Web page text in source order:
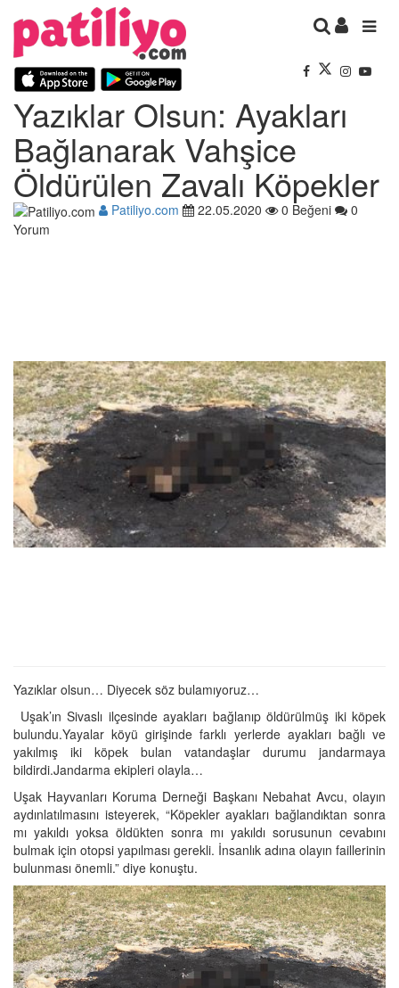
Yazıklar Olsun: Ayakları
Bağlanarak Vahşice
Öldürülen Zavalı Köpekler
Patiliyo.com 22.05.2020 0 Beğeni
0
Yorum
Yazıklar olsun… Diyecek söz bulamıyoruz…
Uşak’ın Sivaslı ilçesinde ayakları bağlanıp öldürülmüş iki köpek
bulundu.Yayalar köyü girişinde farklı yerlerde ayakları bağlı ve
yakılmış iki köpek bulan vatandaşlar durumu jandarmaya
bildirdi.Jandarma ekipleri olayla…
Uşak Hayvanları Koruma Derneği Başkanı Nebahat Avcu, olayın
aydınlatılmasını isteyerek, “Köpekler ayakları bağlandıktan sonra
mı yakıldı yoksa öldükten sonra mı yakıldı sorusunun cevabını
bulmak için otopsi yapılması gerekli. İnsanlık adına olayın faillerinin
bulunması önemli.” diye konuştu.